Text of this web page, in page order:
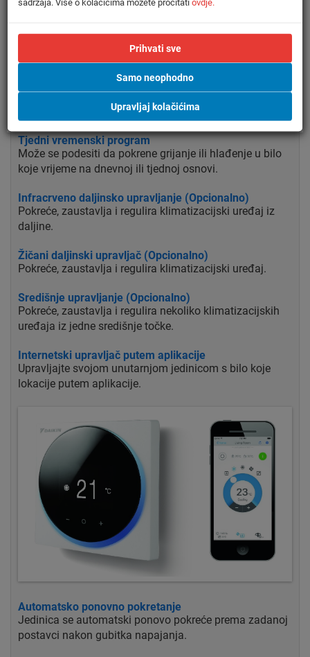
Omogućuje smanjenje razine vlage bez varijacija
temperature u prostoriji.
Uklanja čestice prašine u zraku osiguravajući tako
dobavu pročišćenog zraka.
Tjedni vremenski program
Može se podesiti da pokrene grijanje ili hlađenje u bilo
koje vrijeme na dnevnoj ili tjednoj osnovi.
Infracrveno daljinsko upravljanje (Opcionalno)
Pokreće, zaustavlja i regulira klimatizacijski uređaj iz
daljine.
Žičani daljinski upravljač (Opcionalno)
Pokreće, zaustavlja i regulira klimatizacijski uređaj.
Središnje upravljanje (Opcionalno)
Pokreće, zaustavlja i regulira nekoliko klimatizacijskih
uređaja iz jedne središnje točke.
Internetski upravljač putem aplikacije
Upravljajte svojom unutarnjom jedinicom s bilo koje
lokacije putem aplikacije.
Automatsko ponovno pokretanje
Jedinica se automatski ponovo pokreće prema zadanoj
postavci nakon gubitka napajanja.
Prihvati sve
Samo neophodno
Upravljaj kolačićima